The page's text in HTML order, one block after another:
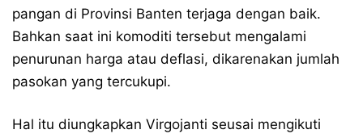
pangan di Provinsi Banten terjaga dengan baik.
Bahkan saat ini komoditi tersebut mengalami
penurunan harga atau deflasi, dikarenakan jumlah
pasokan yang tercukupi.
Hal itu diungkapkan Virgojanti seusai mengikuti